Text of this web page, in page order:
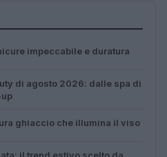
impeccabile e duratura
di agosto 2026: dalle spa di
ghiaccio che illumina il viso